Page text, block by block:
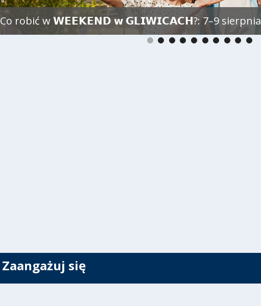
Co robić w 𝗪𝗘𝗘𝗞𝗘𝗡𝗗 𝘄 𝗚𝗟𝗜𝗪𝗜𝗖𝗔𝗖𝗛?: 7–9 sierpnia
Zaangażuj się